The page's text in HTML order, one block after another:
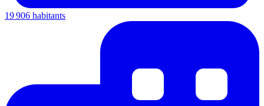
19 906 habitants